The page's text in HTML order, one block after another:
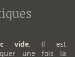
vide. Il est
une fois la